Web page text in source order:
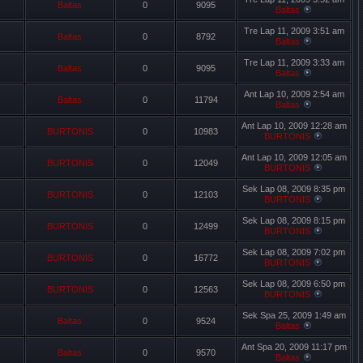
Baltas 0 9095
Baltas
Baltas 0 8792
Tre Lap 11, 2009 3:51 am
Baltas
Baltas 0 9095
Tre Lap 11, 2009 3:33 am
Baltas
Baltas 0 11794
Ant Lap 10, 2009 2:54 am
Baltas
BURTONIS 0 10983
Ant Lap 10, 2009 12:28 am
BURTONIS
BURTONIS 0 12049
Ant Lap 10, 2009 12:05 am
BURTONIS
BURTONIS 0 12103
Sek Lap 08, 2009 8:35 pm
BURTONIS
BURTONIS 0 12499
Sek Lap 08, 2009 8:15 pm
BURTONIS
BURTONIS 0 16772
Sek Lap 08, 2009 7:02 pm
BURTONIS
BURTONIS 0 12563
Sek Lap 08, 2009 6:50 pm
BURTONIS
Baltas 0 9524
Sek Spa 25, 2009 1:49 am
Baltas
Baltas 0 9570
Ant Spa 20, 2009 11:17 pm
Baltas